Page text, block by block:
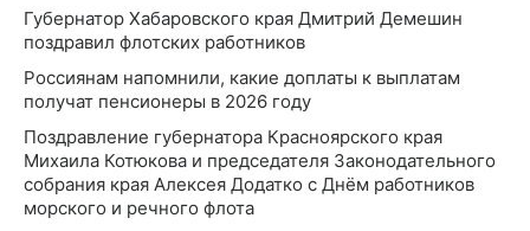
Губернатор Хабаровского края Дмитрий Демешин
поздравил флотских работников
Россиянам напомнили, какие доплаты к выплатам
получат пенсионеры в 2026 году
Поздравление губернатора Красноярского края
Михаила Котюкова и председателя Законодательного
собрания края Алексея Додатко с Днём работников
морского и речного флота